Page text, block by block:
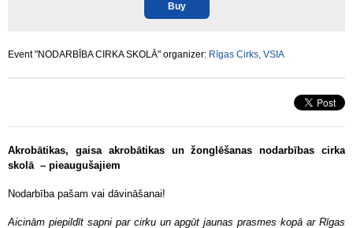
Buy
Event "NODARBĪBA CIRKA SKOLĀ" organizer: Rīgas Cirks, VSIA
Akrobātikas, gaisa akrobātikas un žonglēšanas nodarbības cirka
skolā – pieaugušajiem
Nodarbība pašam vai dāvināšanai!
Aicinām piepildīt sapni par cirku un apgūt jaunas prasmes kopā ar Rīgas